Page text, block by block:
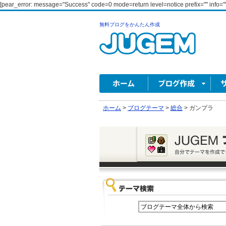
[pear_error: message="Success" code=0 mode=return level=notice prefix=""
無料ブログをかんたん作成
ホーム > ブログテーマ > 総合 > ガンプラ